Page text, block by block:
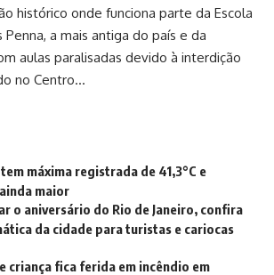
histórico onde funciona parte da Escola
a mais antiga do país e da
aulas paralisadas devido à interdição
no Centro…
máxima registrada de 41,3°C e
maior
o aniversário do Rio de Janeiro, confira
da cidade para turistas e cariocas
criança fica ferida em incêndio em